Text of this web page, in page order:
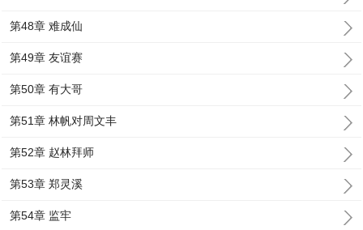
第48章 难成仙
第49章 友谊赛
第50章 有大哥
第51章 林帆对周文丰
第52章 赵林拜师
第53章 郑灵溪
第54章 监牢